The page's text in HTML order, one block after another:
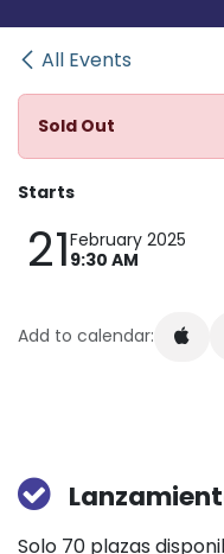
All Events
Sold Out
Starts
21February 2025
9:30 AM
Add to calendar:
Solo 70 plazas